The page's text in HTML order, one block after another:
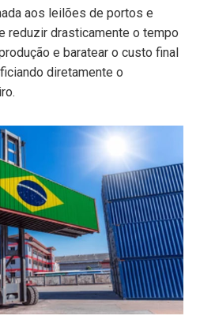
aos leilões de portos e
reduzir drasticamente o tempo
e baratear o custo final
diretamente o